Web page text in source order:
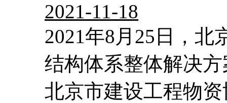
2021-11-18
2021年8月25日，北
结构体系整体解决
北京市建设工程物